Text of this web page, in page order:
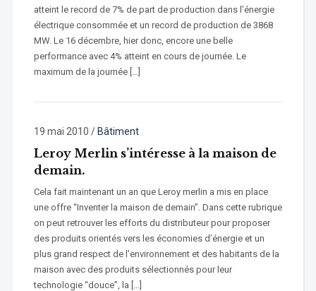
atteint le record de 7% de part de production dans l’énergie
électrique consommée et un record de production de 3868
MW. Le 16 décembre, hier donc, encore une belle
performance avec 4% atteint en cours de journée. Le
maximum de la journée […]
19 mai 2010 / Bâtiment
Leroy Merlin s’intéresse à la maison de
demain.
Cela fait maintenant un an que Leroy merlin a mis en place
une offre “Inventer la maison de demain”. Dans cette rubrique
on peut retrouver les efforts du distributeur pour proposer
des produits orientés vers les économies d’énergie et un
plus grand respect de l’environnement et des habitants de la
maison avec des produits sélectionnés pour leur
technologie “douce”, la […]